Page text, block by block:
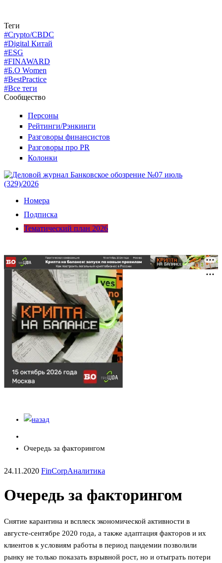
Теги
#Crypto/CBDC
#Digital Китай
#ESG
#FINAWARD
#Б.О Women
#BestPractice
#Все теги
Сообщество
Персоны
Рейтинги/Рэнкинги
Разговоры финансистов
Разговоры про PR
Колонки
Номера
Подписка
Тематический план 2026
Очередь за факторингом
24.11.2020 FinCorpАналитика
Очередь за факторингом
Снятие карантина и всплеск экономической активности в
августе-сентябре 2020 года, а также адаптация факторов и их
клиентов к условиям работы в период пандемии позволили
рынку не только показать взрывной рост, но и отыграть потери